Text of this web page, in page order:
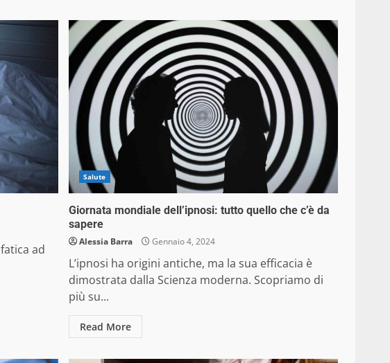
ad
Salute
Giornata mondiale dell’ipnosi: tutto quello che c’è da
sapere
Alessia Barra Gennaio 4, 2024
L’ipnosi ha origini antiche, ma la sua efficacia è
dimostrata dalla Scienza moderna. Scopriamo di
più su...
Read More